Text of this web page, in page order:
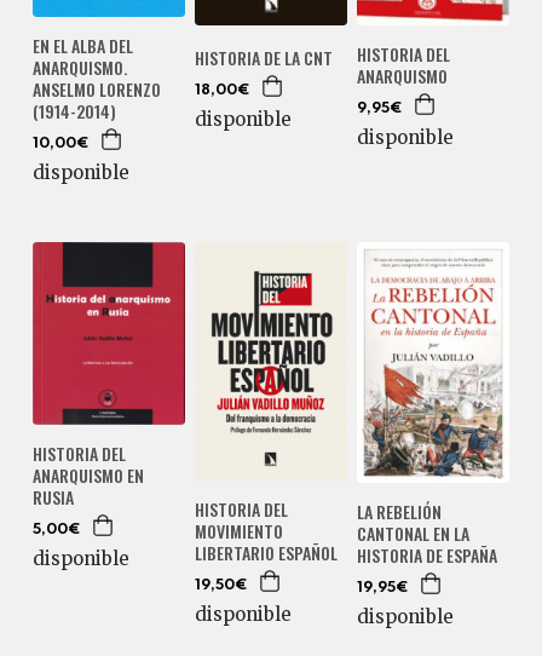
EN EL ALBA DEL
ANARQUISMO.
ANSELMO LORENZO
(1914-2014)
10,00€
disponible
HISTORIA DE LA CNT
18,00€
disponible
HISTORIA DEL
ANARQUISMO
9,95€
disponible
HISTORIA DEL
ANARQUISMO EN
RUSIA
5,00€
disponible
HISTORIA DEL
MOVIMIENTO
LIBERTARIO ESPAÑOL
19,50€
disponible
LA REBELIÓN
CANTONAL EN LA
HISTORIA DE ESPAÑA
19,95€
disponible